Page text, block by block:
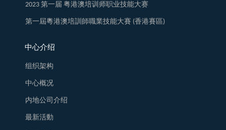
2023 第一届 粤港澳培训师职业技能大赛
第一屆粵港澳培訓師職業技能大賽 (香港賽區)
中心介绍
组织架构
中心概况
内地公司介绍
最新活動